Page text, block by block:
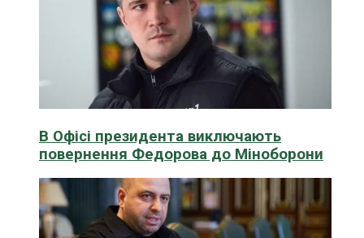
В Офісі президента виключають
повернення Федорова до Міноборони